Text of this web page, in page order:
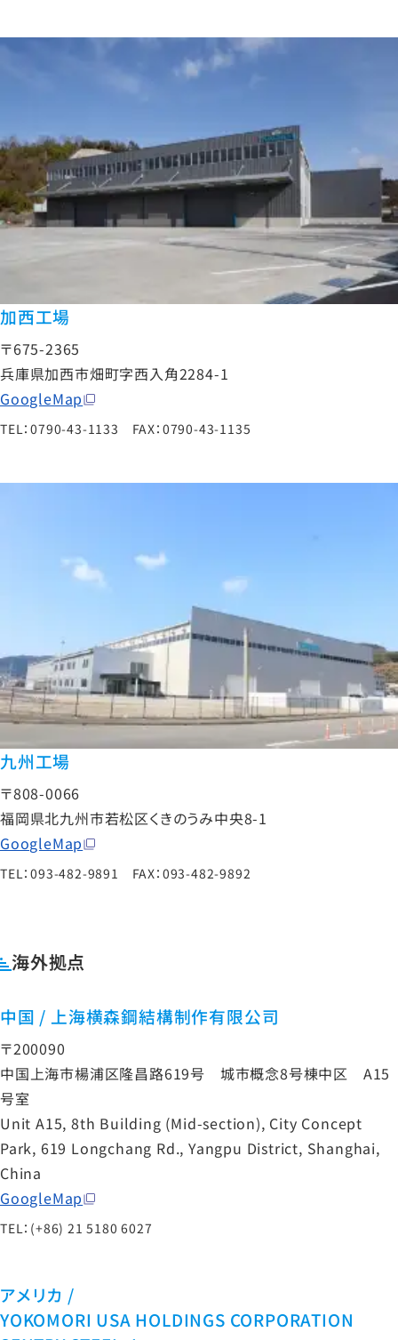
加西工場
〒675-2365
兵庫県加西市畑町字西入角2284-1
GoogleMap
TEL：0790-43-1133 FAX：0790-43-1135
九州工場
〒808-0066
福岡県北九州市若松区くきのうみ中央8-1
GoogleMap
TEL：093-482-9891 FAX：093-482-9892
海外拠点
中国 / 上海横森鋼結構制作有限公司
〒200090
中国上海市楊浦区隆昌路619号 城市概念8号棟中区 A15
号室
Unit A15, 8th Building (Mid-section), City Concept
Park, 619 Longchang Rd., Yangpu District, Shanghai,
China
GoogleMap
TEL：(+86) 21 5180 6027
アメリカ /
YOKOMORI USA HOLDINGS CORPORATION